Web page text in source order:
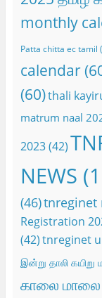
monthly
Patta chitta ec tamil
calendar
(60)thali
matrum naal
2023(42)
NEWS
(46)tnreginet
Registration
(42)tnreginet
இன்று தாலி கயிறு
காலை மாலை